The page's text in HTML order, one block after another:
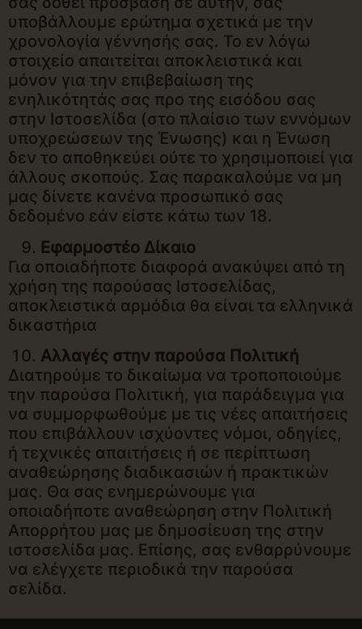
υποβάλλουμε ερώτημα σχετικά με την
χρονολογία γέννησής σας. Το εν λόγω
στοιχείο απαιτείται αποκλειστικά και
μόνον για την επιβεβαίωση της
ενηλικότητάς σας προ της εισόδου σας
στην Ιστοσελίδα (στο πλαίσιο των εννόμων
υποχρεώσεων της Ένωσης) και η Ένωση
δεν το αποθηκεύει ούτε το χρησιμοποιεί για
άλλους σκοπούς. Σας παρακαλούμε να μη
μας δίνετε κανένα προσωπικό σας
δεδομένο εάν είστε κάτω των 18.
Εφαρμοστέο Δίκαιο
Για οποιαδήποτε διαφορά ανακύψει από τη
χρήση της παρούσας Ιστοσελίδας,
αποκλειστικά αρμόδια θα είναι τα ελληνικά
δικαστήρια
Αλλαγές στην παρούσα Πολιτική
Διατηρούμε το δικαίωμα να τροποποιούμε
την παρούσα Πολιτική, για παράδειγμα για
να συμμορφωθούμε με τις νέες απαιτήσεις
που επιβάλλουν ισχύοντες νόμοι, οδηγίες,
ή τεχνικές απαιτήσεις ή σε περίπτωση
αναθεώρησης διαδικασιών ή πρακτικών
μας. Θα σας ενημερώνουμε για
οποιαδήποτε αναθεώρηση στην Πολιτική
Απορρήτου μας με δημοσίευση της στην
ιστοσελίδα μας. Επίσης, σας ενθαρρύνουμε
να ελέγχετε περιοδικά την παρούσα
σελίδα.